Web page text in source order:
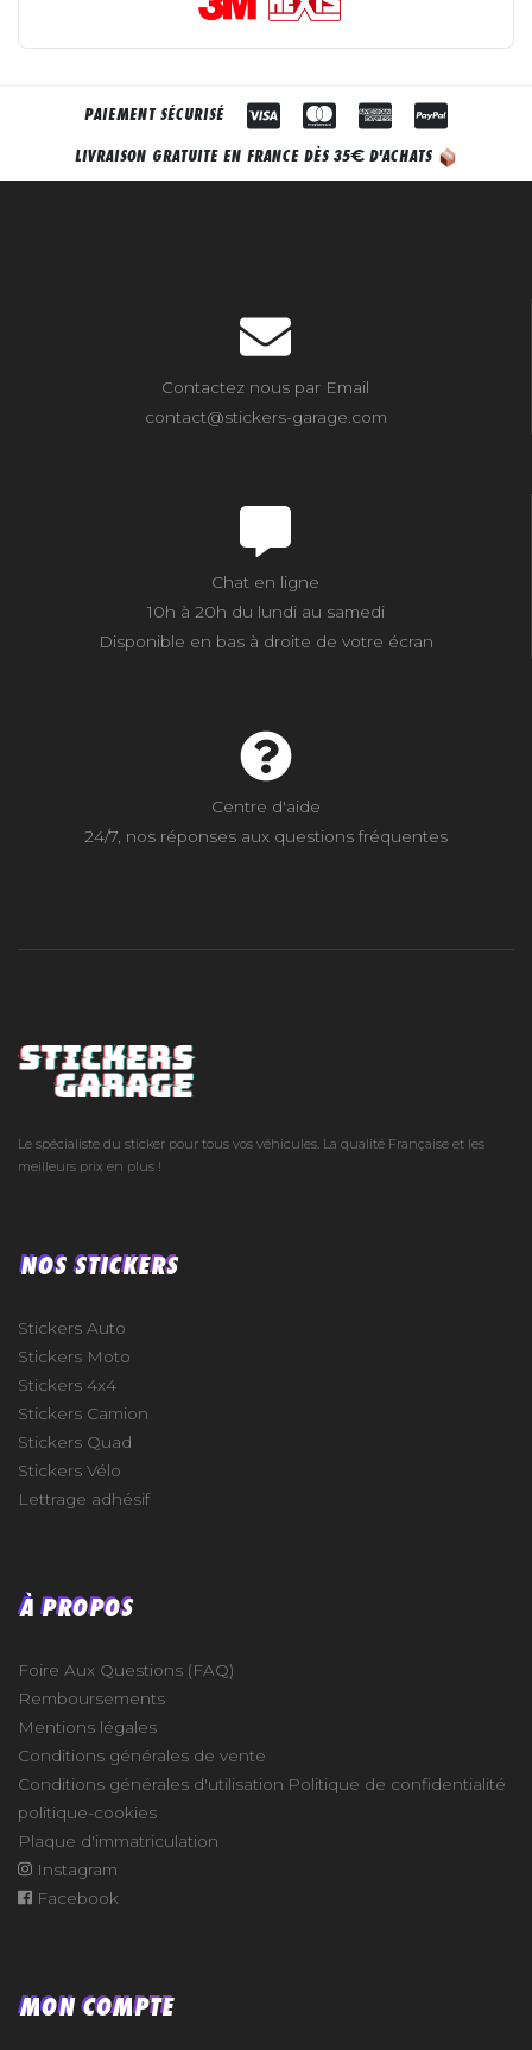
PAIEMENT SÉCURISÉ
LIVRAISON GRATUITE EN FRANCE DÈS 35€ D'ACHATS
Contactez nous par Email
contact@stickers-garage.com
Chat en ligne
10h à 20h du lundi au samedi
Disponible en bas à droite de votre écran
Centre d'aide
24/7, nos réponses aux questions fréquentes
Le spécialiste du sticker pour tous vos véhicules. La qualité Française et les
meilleurs prix en plus !
NOS STICKERS
Stickers Auto
Stickers Moto
Stickers 4x4
Stickers Camion
Stickers Quad
Stickers Vélo
Lettrage adhésif
À PROPOS
Foire Aux Questions (FAQ)
Remboursements
Mentions légales
Conditions générales de vente
Conditions générales d'utilisation Politique de confidentialité
politique-cookies
Plaque d'immatriculation
Instagram
Facebook
MON COMPTE